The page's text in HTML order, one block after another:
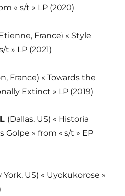
« s/t » LP (2020)
France) « Style
t » LP (2021)
France) « Towards the
Extinct » LP (2019)
(Dallas, US) « Historia
Golpe » from « s/t » EP
York, US) « Uyokukorose »